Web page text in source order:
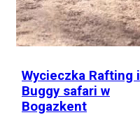
Wycieczka Rafting i
Buggy safari w
Bogazkent